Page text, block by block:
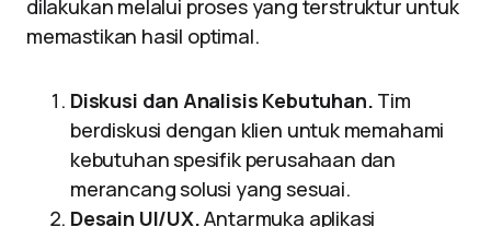
dilakukan melalui proses yang terstruktur untuk
memastikan hasil optimal.
Diskusi dan Analisis Kebutuhan. Tim
berdiskusi dengan klien untuk memahami
kebutuhan spesifik perusahaan dan
merancang solusi yang sesuai.
Desain UI/UX.Antarmuka aplikasi